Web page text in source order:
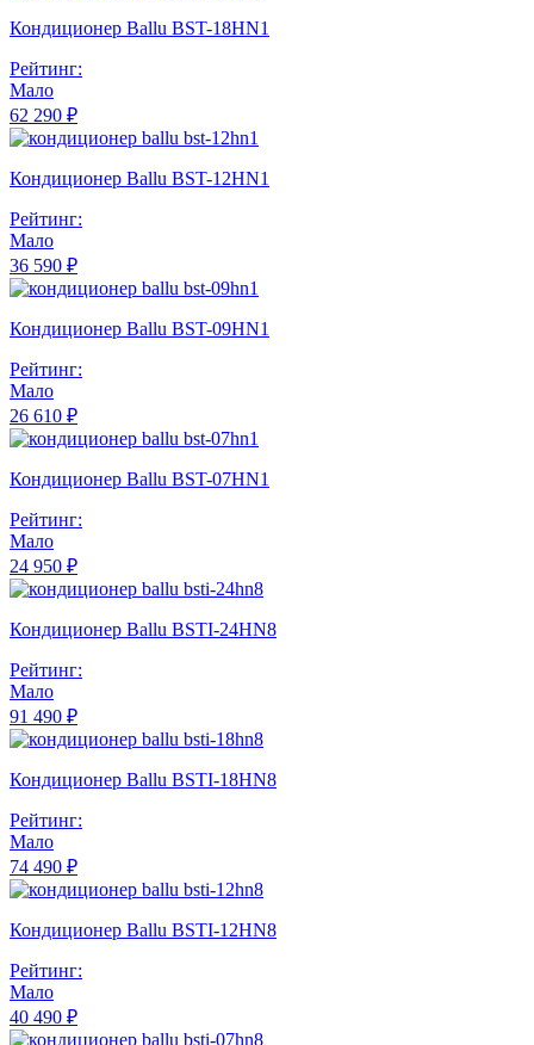
Кондиционер Ballu BST-18HN1
Рейтинг:
Мало
62 290 ₽
Кондиционер Ballu BST-12HN1
Рейтинг:
Мало
36 590 ₽
Кондиционер Ballu BST-09HN1
Рейтинг:
Мало
26 610 ₽
Кондиционер Ballu BST-07HN1
Рейтинг:
Мало
24 950 ₽
Кондиционер Ballu BSTI-24HN8
Рейтинг:
Мало
91 490 ₽
Кондиционер Ballu BSTI-18HN8
Рейтинг:
Мало
74 490 ₽
Кондиционер Ballu BSTI-12HN8
Рейтинг:
Мало
40 490 ₽